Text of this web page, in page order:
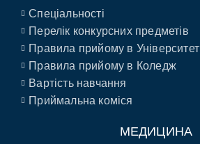
Спеціальності
Перелік конкурсних предметів
Правила прийому в Університет
Правила прийому в Коледж
Вартість навчання
Приймальна коміся
МЕДИЦИНА